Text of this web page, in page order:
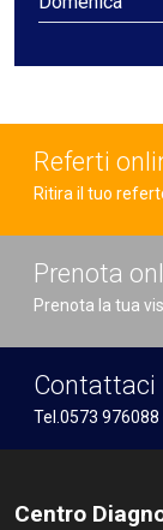
Referti
Ritira il tuo
Prenota
Prenota la tua
Contattaci
Tel.0573 976088
Centro